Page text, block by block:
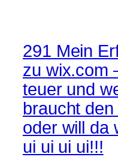
291 Mein
zu wix.com
teuer und
braucht
oder will da
ui ui ui ui!!!